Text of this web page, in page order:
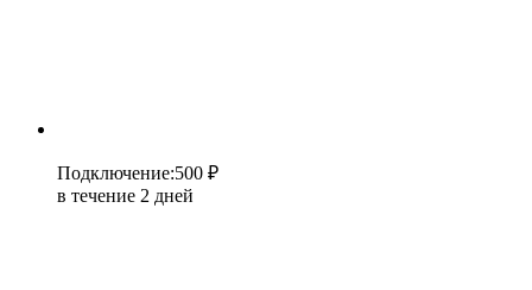
Подключение:500 ₽
в течение 2 дней